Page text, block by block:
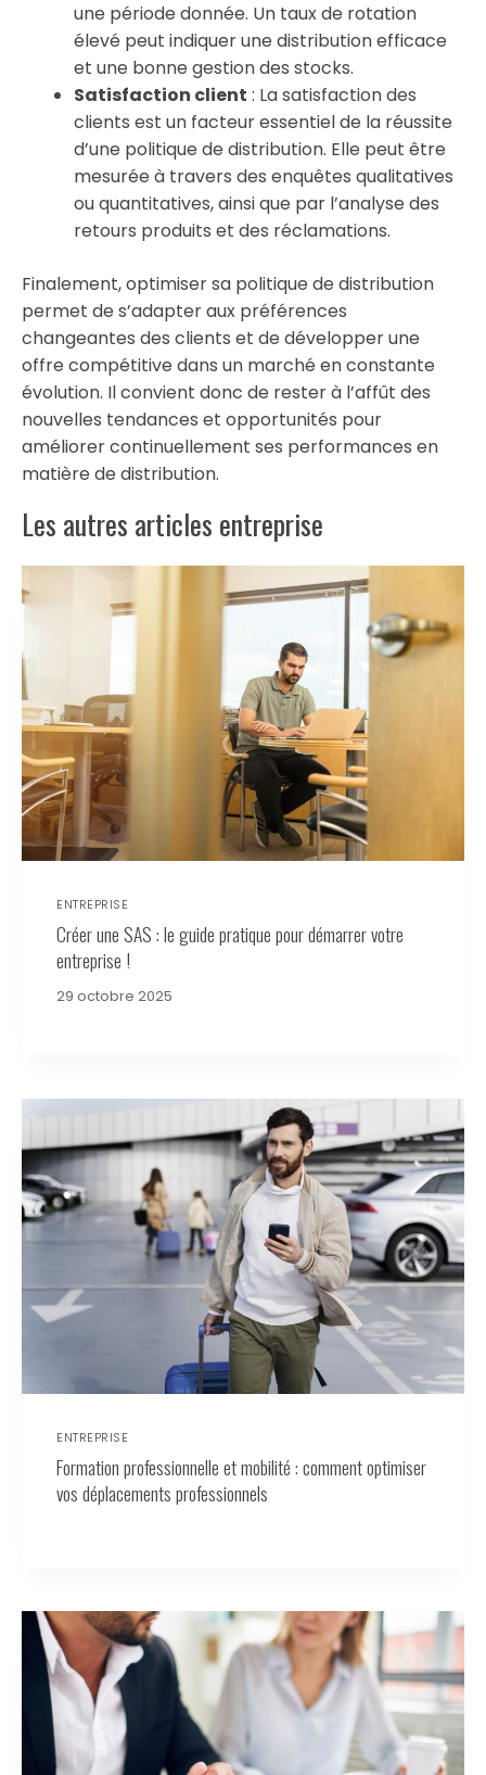
une période donnée. Un taux de rotation
élevé peut indiquer une distribution efficace
et une bonne gestion des stocks.
Satisfaction client : La satisfaction des
clients est un facteur essentiel de la réussite
d’une politique de distribution. Elle peut être
mesurée à travers des enquêtes qualitatives
ou quantitatives, ainsi que par l’analyse des
retours produits et des réclamations.
Finalement, optimiser sa politique de distribution
permet de s’adapter aux préférences
changeantes des clients et de développer une
offre compétitive dans un marché en constante
évolution. Il convient donc de rester à l’affût des
nouvelles tendances et opportunités pour
améliorer continuellement ses performances en
matière de distribution.
Les autres articles entreprise
ENTREPRISE
Créer une SAS : le guide pratique pour démarrer votre
entreprise !
29 octobre 2025
ENTREPRISE
Formation professionnelle et mobilité : comment optimiser
vos déplacements professionnels